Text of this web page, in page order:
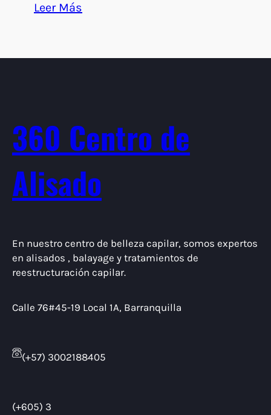
Leer Más
360 Centro de
Alisado
En nuestro centro de belleza capilar, somos expertos
en alisados , balayage y tratamientos de
reestructuración capilar.
Calle 76#45-19 Local 1A, Barranquilla
(+57) 3002188405
(+605) 3